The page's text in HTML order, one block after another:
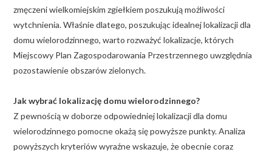
zmęczeni wielkomiejskim zgiełkiem poszukują możliwości
wytchnienia. Właśnie dlatego, poszukując idealnej lokalizacji dla
domu wielorodzinnego, warto rozważyć lokalizacje, których
Miejscowy Plan Zagospodarowania Przestrzennego uwzględnia
pozostawienie obszarów zielonych.
Jak wybrać lokalizację domu wielorodzinnego?
Z pewnością w doborze odpowiedniej lokalizacji dla domu
wielorodzinnego pomocne okażą się powyższe punkty. Analiza
powyższych kryteriów wyraźne wskazuje, że obecnie coraz